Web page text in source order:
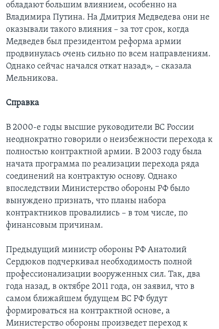
обладают большим влиянием, особенно на
Владимира Путина. На Дмитрия Медведева они не
оказывали такого влияния – за тот срок, когда
Медведев был президентом реформа армии
продвинулась очень сильно по всем направлениям.
Однако сейчас начался откат назад», – сказала
Мельникова.
Справка
В 2000-е годы высшие руководители ВС России
неоднократно говорили о неизбежности перехода к
полностью контрактной армии. В 2003 году была
начата программа по реализации перехода ряда
соединений на контрактую основу. Однако
впоследствии Министерство обороны РФ было
вынуждено признать, что планы набора
контрактников провалились – в том числе, по
финансовым причинам.
Предыдущий министр обороны РФ Анатолий
Сердюков подчеркивал необходимость полной
профессионализации вооруженных сил. Так, два
года назад, в октябре 2011 года, он заявил, что в
самом ближайшем будущем ВС РФ будут
формироваться на контрактной основе, а
Министерство обороны произведет переход к